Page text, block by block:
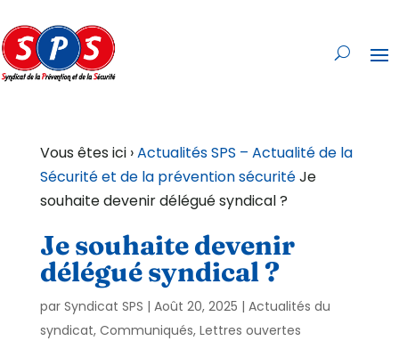
Vous êtes ici ›Actualités SPS – Actualité de la
Sécurité et de la prévention sécuritéJe
souhaite devenir délégué syndical ?
Je souhaite devenir
délégué syndical ?
par Syndicat SPS | Août 20, 2025 | Actualités du
syndicat, Communiqués, Lettres ouvertes